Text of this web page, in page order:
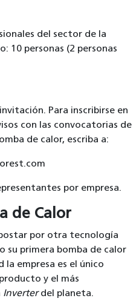
del sector de la
10 personas (2 personas
Para inscribirse en
con las convocatorias de
de calor, escriba a:
por empresa.
de Calor
por otra tecnología
su primera bomba de calor
la empresa es el único
y el más
Inverterdel planeta.